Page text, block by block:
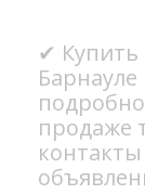
✔ Купить
продаже